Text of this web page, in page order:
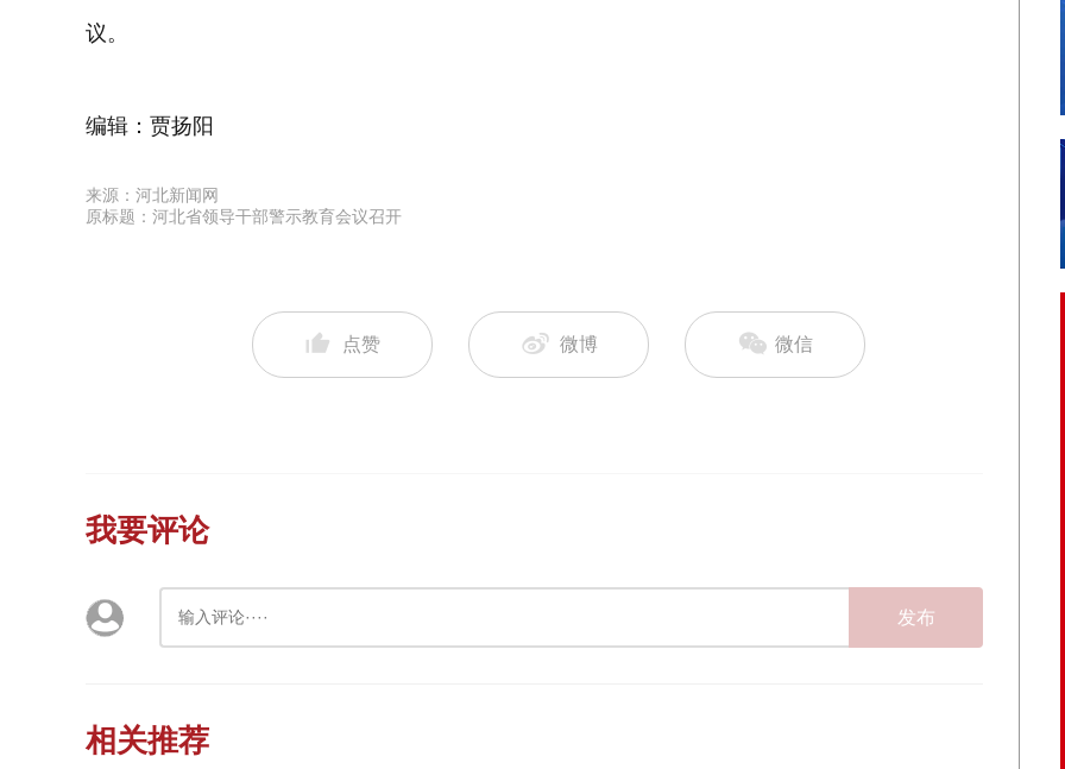
议。
编辑：贾扬阳
来源：河北新闻网
原标题：河北省领导干部警示教育会议召开
点赞 微博 微信
我要评论
发布
相关推荐